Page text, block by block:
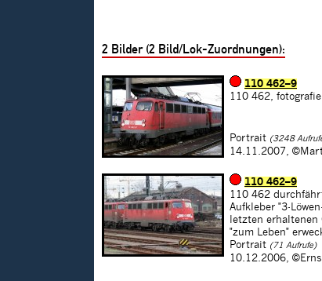
2 Bilder (2 Bild/Lok-Zuordnungen):
110 462–9
110 462,
Portrait (3248
14.11.2007,
110 462–9
110 462
Aufkleber "3-
letzten
"zum Leben"
Portrait (71 Aufrufe)
10.12.2006,